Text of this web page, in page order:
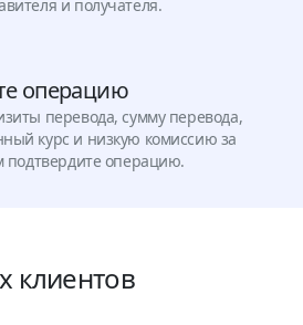
и получателя.
операцию
перевода, сумму перевода,
курс и низкую комиссию за
подтвердите операцию.
клиентов